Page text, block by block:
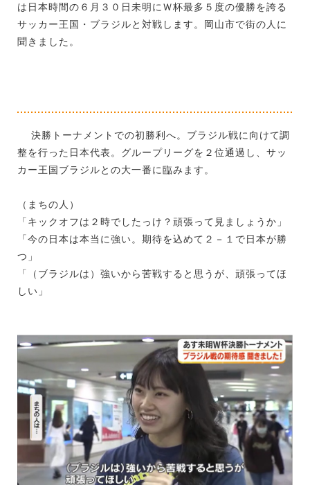
は日本時間の６月３０日未明にＷ杯最多５度の優勝を誇る
サッカー王国・ブラジルと対戦します。岡山市で街の人に
聞きました。
決勝トーナメントでの初勝利へ。ブラジル戦に向けて調
整を行った日本代表。グループリーグを２位通過し、サッ
カー王国ブラジルとの大一番に臨みます。
（まちの人）
「キックオフは２時でしたっけ？頑張って見ましょうか」
「今の日本は本当に強い。期待を込めて２－１で日本が勝
つ」
「（ブラジルは）強いから苦戦すると思うが、頑張ってほ
しい」